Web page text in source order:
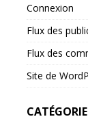
Connexion
Flux des
Flux des
Site de